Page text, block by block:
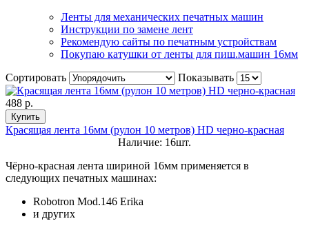
Ленты для механических печатных машин
Инструкции по замене лент
Рекомендую сайты по печатным устройствам
Покупаю катушки от ленты для пиш.машин 16мм
Сортировать
Показывать
488 р.
Купить
Красящая лента 16мм (рулон 10 метров) HD черно-красная
Наличие: 16шт.
Чёрно-красная лента шириной 16мм применяется в
следующих печатных машинах:
Robotron Mod.146 Erika
и других